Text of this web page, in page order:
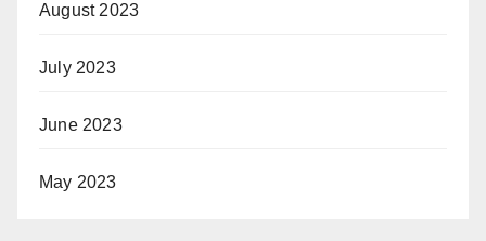
August 2023
July 2023
June 2023
May 2023